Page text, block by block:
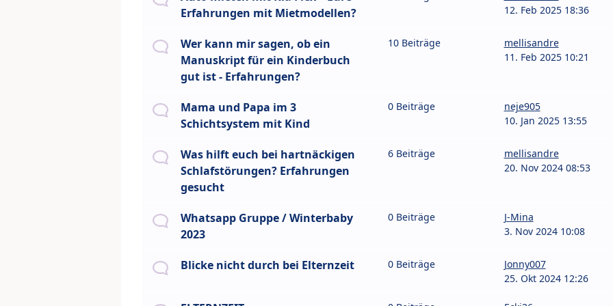
Erfahrungen mit Mietmodellen?
12. Feb 2025 18:36
Wer kann mir sagen, ob ein
Manuskript für ein Kinderbuch
gut ist - Erfahrungen?
10 Beiträge
mellisandre
11. Feb 2025 10:21
Mama und Papa im 3
Schichtsystem mit Kind
0 Beiträge
neje905
10. Jan 2025 13:55
Was hilft euch bei hartnäckigen
Schlafstörungen? Erfahrungen
gesucht
6 Beiträge
mellisandre
20. Nov 2024 08:53
Whatsapp Gruppe / Winterbaby
2023
0 Beiträge
J-Mina
3. Nov 2024 10:08
Blicke nicht durch bei Elternzeit 0 Beiträge
Jonny007
25. Okt 2024 12:26